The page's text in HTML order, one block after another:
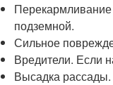
Перекармливание
подземной.
Сильное
Вредители. Если
Высадка